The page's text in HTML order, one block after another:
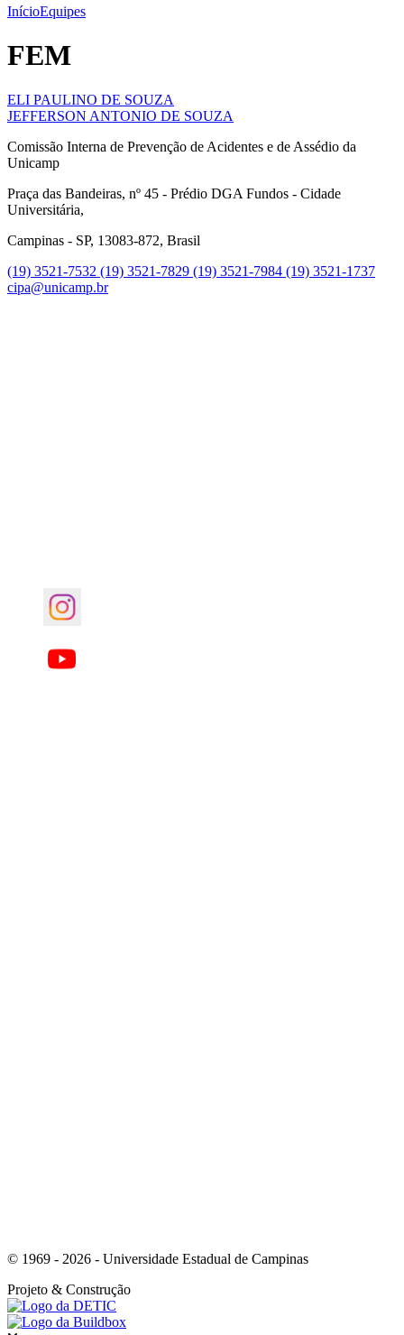
InícioEquipes
FEM
ELI PAULINO DE SOUZA
JEFFERSON ANTONIO DE SOUZA
Comissão Interna de Prevenção de Acidentes e de Assédio da
Unicamp
Praça das Bandeiras, nº 45 - Prédio DGA Fundos - Cidade
Universitária,
Campinas - SP, 13083-872, Brasil
(19) 3521-7532 (19) 3521-7829 (19) 3521-7984 (19) 3521-1737
cipa@unicamp.br
© 1969 - 2026 - Universidade Estadual de Campinas
Projeto & Construção